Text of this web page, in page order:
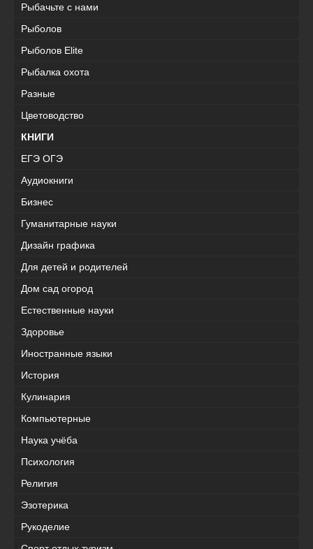
Рыбачьте с нами
Рыболов
Рыболов Elite
Рыбалка охота
Разные
Цветоводство
КНИГИ
ЕГЭ ОГЭ
Аудиокниги
Бизнес
Гуманитарные науки
Дизайн графика
Для детей и родителей
Дом сад огород
Естественные науки
Здоровье
Иностранные языки
История
Кулинария
Компьютерные
Наука учёба
Психология
Религия
Эзотерика
Рукоделие